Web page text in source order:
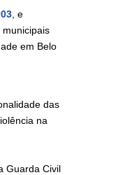
, e
em Belo
das
na
Guarda Civil